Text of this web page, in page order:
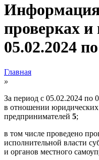
проверках и
05.02.2024
Главная
»
За период с 05.02.2024 по
в отношении
предпринимателей 5;
в том числе проведено
исполнительной власти
и органов местного